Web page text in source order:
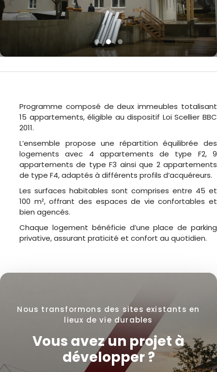
Programme composé de deux immeubles totalisant
15 appartements, éligible au dispositif Loi Scellier BBC
2011.
L’ensemble propose une répartition équilibrée des
logements avec 4 appartements de type F2, 9
appartements de type F3 ainsi que 2 appartements
de type F4, adaptés à différents profils d’acquéreurs.
Les surfaces habitables sont comprises entre 45 et
100 m², offrant des espaces de vie confortables et
bien agencés.
Chaque logement bénéficie d’une place de parking
privative, assurant praticité et confort au quotidien.
Nous transformons des sites existants en
lieux de vie durables
Vous avez un projet à
développer ?